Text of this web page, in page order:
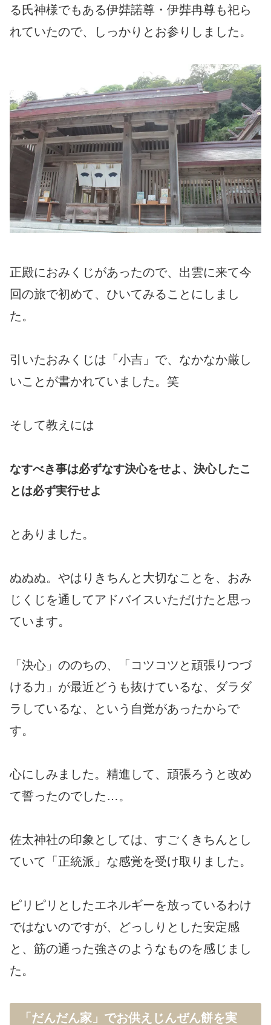
る氏神様でもある伊弉諾尊・伊弉冉尊も祀ら
れていたので、しっかりとお参りしました。
正殿におみくじがあったので、出雲に来て今
回の旅で初めて、ひいてみることにしまし
た。
引いたおみくじは「小吉」で、なかなか厳し
いことが書かれていました。笑
そして教えには
なすべき事は必ずなす決心をせよ、決心したこ
とは必ず実行せよ
とありました。
ぬぬぬ。やはりきちんと大切なことを、おみ
じくじを通してアドバイスいただけたと思っ
ています。
「決心」ののちの、「コツコツと頑張りつづ
ける力」が最近どうも抜けているな、ダラダ
ラしているな、という自覚があったからで
す。
心にしみました。精進して、頑張ろうと改め
て誓ったのでした…。
佐太神社の印象としては、すごくきちんとし
ていて「正統派」な感覚を受け取りました。
ピリピリとしたエネルギーを放っているわけ
ではないのですが、どっしりとした安定感
と、筋の通った強さのようなものを感じまし
た。
「だんだん家」でお供えじんぜん餅を実